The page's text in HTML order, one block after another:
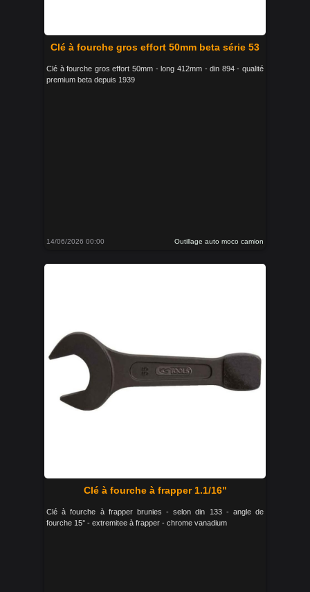
Clé à fourche gros effort 50mm beta série 53
Clé à fourche gros effort 50mm - long 412mm - din 894 - qualité
premium beta depuis 1939
14/06/2026 00:00 Outillage auto moco camion
Clé à fourche à frapper 1.1/16"
Clé à fourche à frapper brunies - selon din 133 - angle de
fourche 15° - extremitee à frapper - chrome vanadium